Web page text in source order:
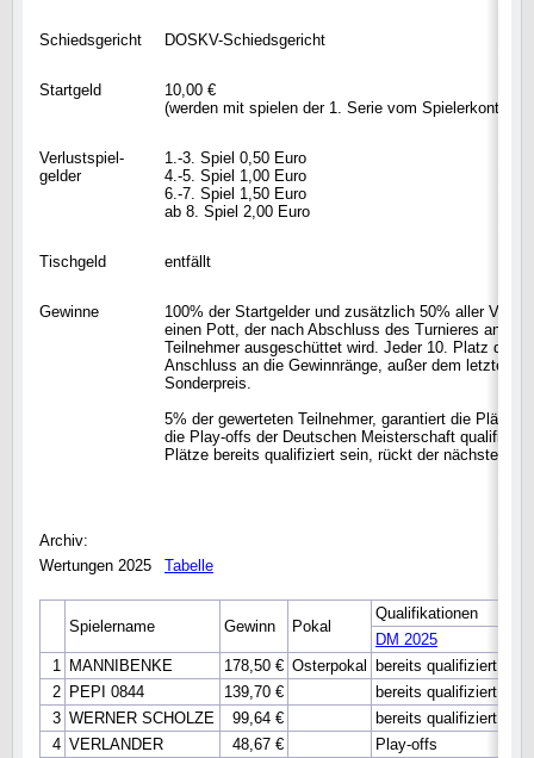
Schiedsgericht DOSKV-Schiedsgericht
Startgeld
10,00 €
(werden mit spielen der 1. Serie vom Spielerkonto
Verlustspiel-
gelder
1.-3. Spiel 0,50 Euro
4.-5. Spiel 1,00 Euro
6.-7. Spiel 1,50 Euro
ab 8. Spiel 2,00 Euro
Tischgeld entfällt
Gewinne
100% der Startgelder und zusätzlich 50% aller
einen Pott, der nach Abschluss des Turnieres an
Teilnehmer ausgeschüttet wird. Jeder 10. Platz der
Anschluss an die Gewinnränge, außer dem letzten
Sonderpreis.
5% der gewerteten Teilnehmer, garantiert die Plätze
die Play-offs der Deutschen Meisterschaft
Plätze bereits qualifiziert sein, rückt der nächste
Archiv:
Wertungen 2025
Tabelle
Spielername Gewinn Pokal
Qualifikationen
DM 2025
1 MANNIBENKE 178,50 € Osterpokal bereits qualifiziert
2 PEPI 0844 139,70 € bereits qualifiziert
3 WERNER SCHOLZE 99,64 € bereits qualifiziert
4 VERLANDER 48,67 € Play-offs